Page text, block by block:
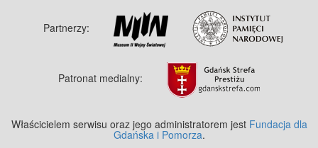
Partnerzy:
Patronat medialny:
Właścicielem serwisu oraz jego administratorem jest Fundacja dla
Gdańska i Pomorza.